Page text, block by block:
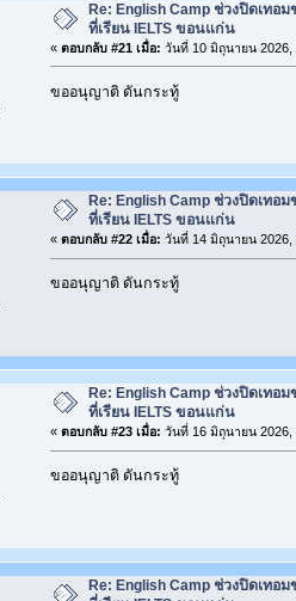
Re: English Camp ช่วงปิดเทอ
ที่เรียน IELTS ขอนแก่น
« ตอบกลับ #21 เมื่อ: วันที่ 10 มิถุนายน 2026,
ขออนุญาติ ดันกระทู้
Re: English Camp ช่วงปิดเทอ
ที่เรียน IELTS ขอนแก่น
« ตอบกลับ #22 เมื่อ: วันที่ 14 มิถุนายน 2026,
ขออนุญาติ ดันกระทู้
Re: English Camp ช่วงปิดเทอ
ที่เรียน IELTS ขอนแก่น
« ตอบกลับ #23 เมื่อ: วันที่ 16 มิถุนายน 2026,
ขออนุญาติ ดันกระทู้
Re: English Camp ช่วงปิดเทอ